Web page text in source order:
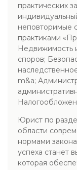
практических
неповторимые
практиками
Недвижимость
споров;
m&a;
Юрист по
области
нормами
успеха станет
которая